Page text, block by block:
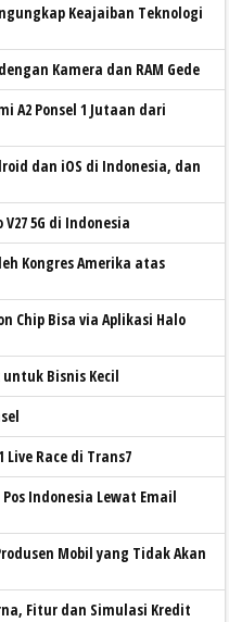
Keajaiban Teknologi
Kamera dan RAM Gede
A2 Ponsel 1 Jutaan dari
dan iOS di Indonesia, dan
5G di Indonesia
Kongres Amerika atas
Chip Bisa via Aplikasi Halo
Bisnis Kecil
Live Race di Trans7
Indonesia Lewat Email
Mobil yang Tidak Akan
Fitur dan Simulasi Kredit